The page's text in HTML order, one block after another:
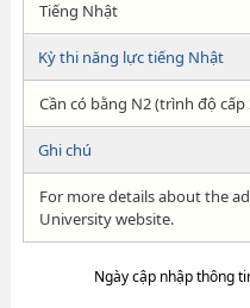
Tiếng Nhật
Kỳ thi năng lực tiếng Nhật
Cần có bằng N2 (trình độ cấp
Ghi chú
For more details about the
University website.
Ngày cập nhập thông